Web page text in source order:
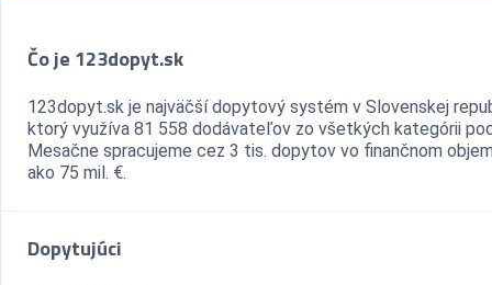
Čo je 123dopyt.sk
123dopyt.sk je najväčší dopytový systém v Slovenskej
ktorý využíva 81 558 dodávateľov zo všetkých kategórii
Mesačne spracujeme cez 3 tis. dopytov vo finančnom
ako 75 mil. €.
Dopytujúci